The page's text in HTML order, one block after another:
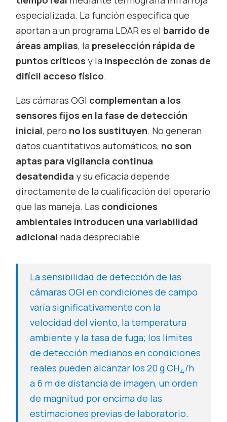
especializada. La función específica que
aportan a un programa LDAR es el barrido de
áreas amplias, la preselección rápida de
puntos críticos y la inspección de zonas de
difícil acceso físico.
Las cámaras OGI complementan a los
sensores fijos en la fase de detección
inicial, pero no los sustituyen. No generan
datos cuantitativos automáticos, no son
aptas para vigilancia continua
desatendida y su eficacia depende
directamente de la cualificación del operario
que las maneja. Las condiciones
ambientales introducen una variabilidad
adicional nada despreciable.
La sensibilidad de detección de las
cámaras OGI en condiciones de campo
varía significativamente con la
velocidad del viento, la temperatura
ambiente y la tasa de fuga; los límites
de detección medianos en condiciones
reales pueden alcanzar los 20 g CH4/h
a 6 m de distancia de imagen, un orden
de magnitud por encima de las
estimaciones previas de laboratorio.